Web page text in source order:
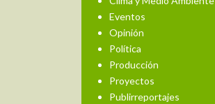
Eventos
Opinión
Política
Producción
Proyectos
Publirreportajes